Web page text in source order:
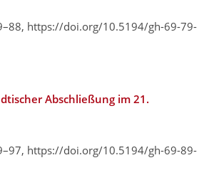
https://doi.org/10.5194/gh-69-79-
Abschließung im 21.
https://doi.org/10.5194/gh-69-89-